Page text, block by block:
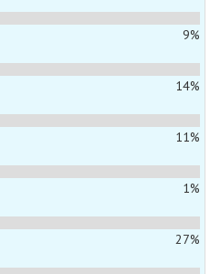
9%
14%
11%
1%
27%